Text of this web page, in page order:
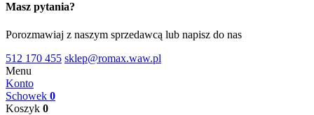
Masz pytania?
Porozmawiaj z naszym sprzedawcą lub napisz do nas
512 170 455 sklep@romax.waw.pl
Menu
Konto
Schowek 0
Koszyk 0